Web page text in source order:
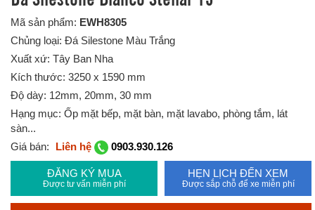
Mã sản phẩm: EWH8305
Chủng loại: Đá Silestone Màu Trắng
Xuất xứ: Tây Ban Nha
Kích thước: 3250 x 1590 mm
Độ dày: 12mm, 20mm, 30 mm
Hạng mục: Ốp mặt bếp, mặt bàn, mặt lavabo, phòng tắm, lát
sàn...
Giá bán:
Liên hệ 0903.930.126
ĐĂNG KÝ MUA
Được tư vấn miễn phí
HẸN LỊCH ĐẾN XEM
Được sắp chỗ để xe miễn phí